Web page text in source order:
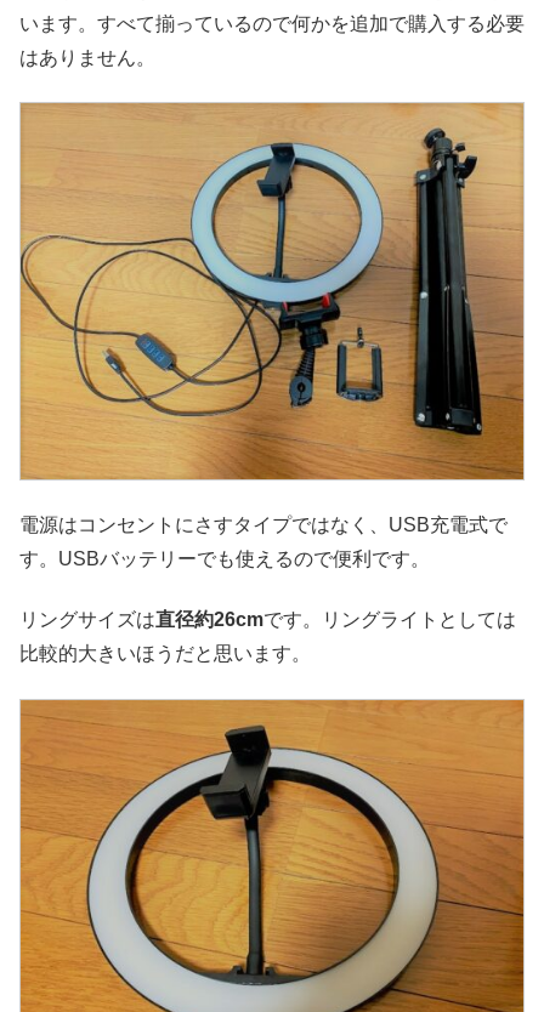
います。すべて揃っているので何かを追加で購入する必要
はありません。
電源はコンセントにさすタイプではなく、USB充電式で
す。USBバッテリーでも使えるので便利です。
リングサイズは直径約26cmです。リングライトとしては
比較的大きいほうだと思います。